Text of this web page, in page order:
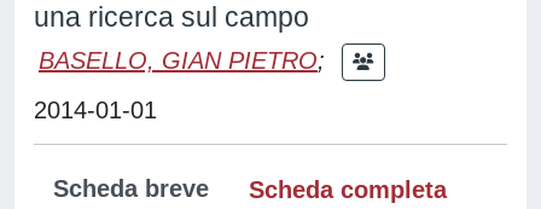
una ricerca sul campo
BASELLO, GIAN PIETRO;
2014-01-01
Scheda breve
Scheda completa